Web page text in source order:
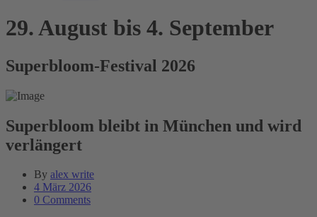
29. August bis 4. September
Superbloom-Festival 2026
Superbloom bleibt in München und wird
verlängert
By alex write
4 März 2026
0 Comments